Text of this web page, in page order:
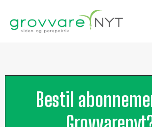
Bestil